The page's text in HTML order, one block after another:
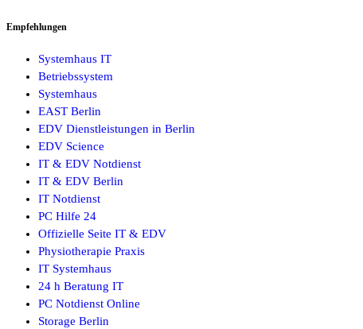
Empfehlungen
Systemhaus IT
Betriebssystem
Systemhaus
EAST Berlin
EDV Dienstleistungen in Berlin
EDV Science
IT & EDV Notdienst
IT & EDV Berlin
IT Notdienst
PC Hilfe 24
Offizielle Seite IT & EDV
Physiotherapie Praxis
IT Systemhaus
24 h Beratung IT
PC Notdienst Online
Storage Berlin